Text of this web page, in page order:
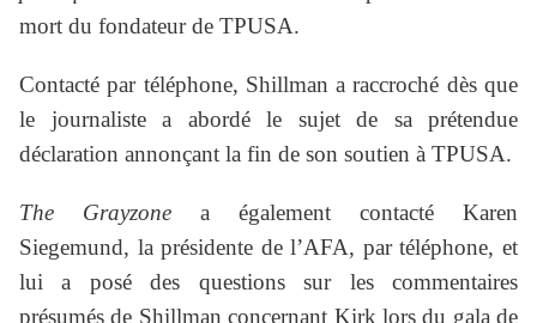
mort du fondateur de TPUSA.
Contacté par téléphone, Shillman a raccroché dès que
le journaliste a abordé le sujet de sa prétendue
déclaration annonçant la fin de son soutien à TPUSA.
The Grayzone a également contacté Karen
Siegemund, la présidente de l’AFA, par téléphone, et
lui a posé des questions sur les commentaires
présumés de Shillman concernant Kirk lors du gala de